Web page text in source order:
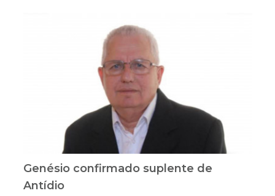
Genésio confirmado suplente de
Antídio